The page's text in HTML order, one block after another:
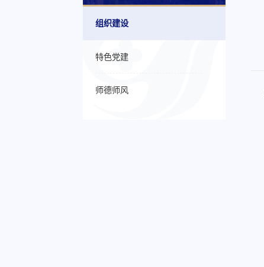
组织建设
特色党建
师德师风